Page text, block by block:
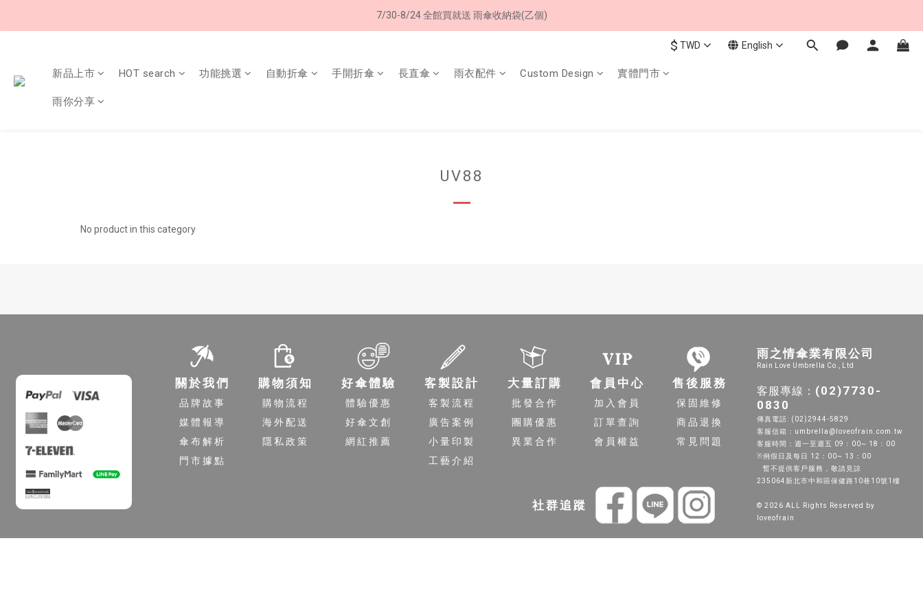
8/8 父親節限定 超商取貨免運費
7/30-8/24 全館買就送 雨傘收納袋(乙個)
$ TWD English
新品上市 HOT search 功能挑選 自動折傘 手開折傘 長直傘 雨衣配件 Custom Design 實體門市
雨你分享
UV88
No product in this category
關於我們
品牌故事
媒體報導
傘布解析
門市據點
購物須知
購物流程
海外配送
隱私政策
好傘體驗
體驗優惠
好傘文創
網紅推薦
客製設計
客製流程
廣告案例
小量印製
工藝介紹
大量訂購
批發合作
團購優惠
異業合作
會員中心
加入會員
訂單查詢
會員權益
售後服務
保固維修
商品退換
常見問題
社群追蹤
雨之情傘業有限公司
Rain Love Umbrella Co., Ltd
客服專線： (02)7730-
0830
傳真電話: (02)2944-5829
客服信箱：umbrella@loveofrain.com.tw
客服時間：週一至週五 09：00~ 18：00
※例假日及每日 12：00~ 13：00
暫不提供客戶服務，敬請見諒
235064新北市中和區保健路10巷10號1樓
© 2026 ALL Rights Reserved by
loveofrain